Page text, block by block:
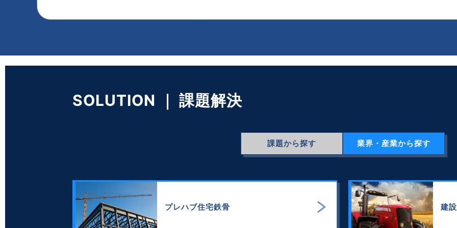
SOLUTION ｜ 課題解決
課題から探す 業界・産業から探す
プレハブ住宅鉄骨 建